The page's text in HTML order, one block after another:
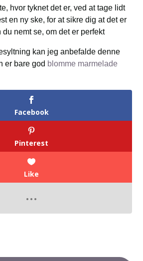
hvor tyknet det er, ved at tage lidt
en ny ske, for at sikre dig at det er
nemt se, om det er perfekt
kan jeg anbefalde denne
er bare god blomme marmelade
Facebook
Pinterest
Like